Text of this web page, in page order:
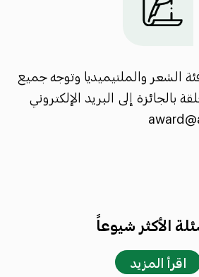
الشعر والملتيميديا وتوجه جميع
بالجائزة إلى البريد الإلكتروني
الأكثر شيوعاً
اقرأ المزيد